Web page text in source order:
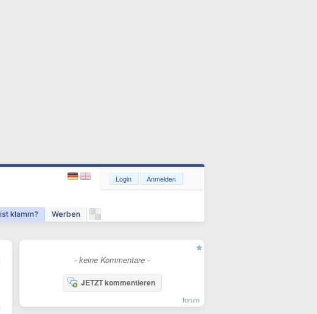
klamm? Werben
Login Anmelden
- keine Kommentare -
JETZT kommentieren
forum